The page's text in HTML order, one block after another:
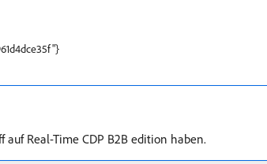
Real-Time CDP B2B edition haben.